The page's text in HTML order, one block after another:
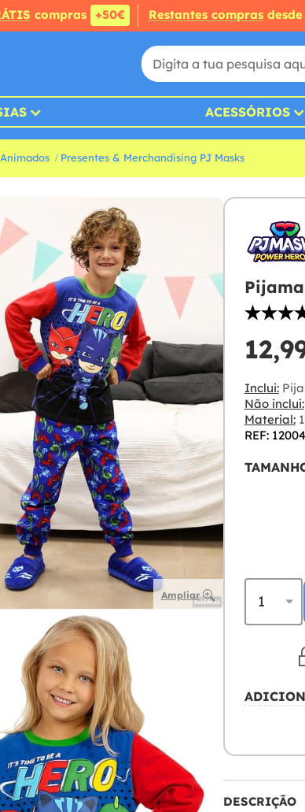
compras +50€ Restantes compras desde
ACESSÓRIOS
Presentes & Merchandising PJ Masks
Ampliar
Inclui:
Não inclui:
Material:
REF:
DESCRIÇÃO